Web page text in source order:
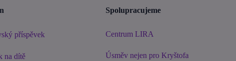
příspěvek
na dítě
Spolupracujeme
Centrum LIRA
Úsměv nejen pro Kryštofa